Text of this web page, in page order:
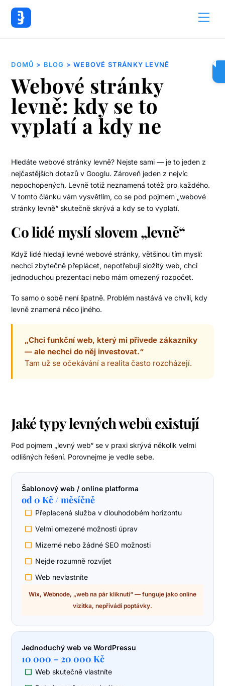
DOMŮ > BLOG > WEBOVÉ STRÁNKY LEVNĚ
Webové stránky
levně: kdy se to
vyplatí a kdy ne
Hledáte webové stránky levně? Nejste sami — je to jeden z
nejčastějších dotazů v Googlu. Zároveň jeden z nejvíc
nepochopených. Levně totiž neznamená totéž pro každého.
V tomto článku vám vysvětlím, co se pod pojmem „webové
stránky levně“ skutečně skrývá a kdy se to vyplatí.
Co lidé myslí slovem „levně“
Když lidé hledají levné webové stránky, většinou tím myslí:
nechci zbytečně přeplácet, nepotřebuji složitý web, chci
jednoduchou prezentaci nebo mám omezený rozpočet.
To samo o sobě není špatně. Problém nastává ve chvíli, kdy
levně znamená něco jiného.
„Chci funkční web, který mi přivede zákazníky
— ale nechci do něj investovat.“
Tam už se očekávání a realita často rozcházejí.
Jaké typy levných webů existují
Pod pojmem „levný web“ se v praxi skrývá několik velmi
odlišných řešení. Porovnejme je vedle sebe.
Šablonový web / online platforma
od 0 Kč / měsíčně
Přeplacená služba v dlouhodobém horizontu
Velmi omezené možnosti úprav
Mizerné nebo žádné SEO možnosti
Nejde rozumně rozvíjet
Web nevlastníte
Wix, Webnode, „web na pár kliknutí“ — funguje jako online
vizitka, nepřivádí poptávky.
Jednoduchý web ve WordPressu
10 000 – 20 000 Kč
Web skutečně vlastníte